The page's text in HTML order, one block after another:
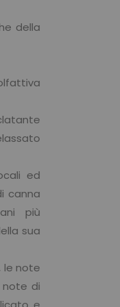
della
ed
canna
più
sua
le note
note di